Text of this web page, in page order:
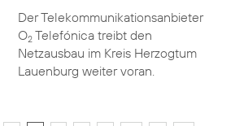
Der Telekommunikationsanbieter
O2Telefónica treibt den
Netzausbau im Kreis Herzogtum
Lauenburg weiter voran.